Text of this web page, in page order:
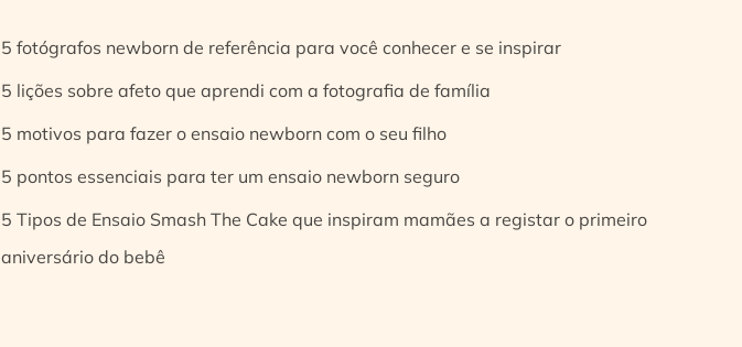
5 fotógrafos newborn de referência para você conhecer e se inspirar
5 lições sobre afeto que aprendi com a fotografia de família
5 motivos para fazer o ensaio newborn com o seu filho
5 pontos essenciais para ter um ensaio newborn seguro
5 Tipos de Ensaio Smash The Cake que inspiram mamães a registar o primeiro
aniversário do bebê